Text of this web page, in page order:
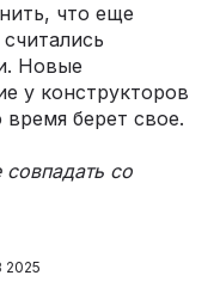
что еще
Новые
у конструкторов
время берет свое.
со
2025